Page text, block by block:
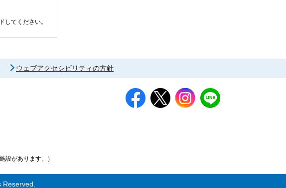
てください。
ウェブアクセシビリティの方針
があります。）